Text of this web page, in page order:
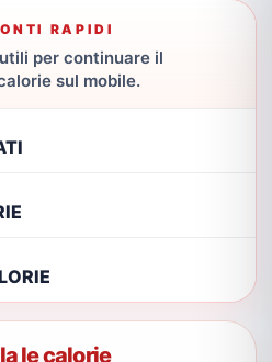
RAPIDI
per continuare il
sul mobile.
le calorie